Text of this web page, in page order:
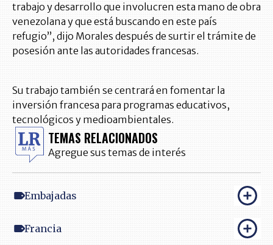
trabajo y desarrollo que involucren esta mano de obra
venezolana y que está buscando en este país
refugio”, dijo Morales después de surtir el trámite de
posesión ante las autoridades francesas.
Su trabajo también se centrará en fomentar la
inversión francesa para programas educativos,
tecnológicos y medioambientales.
TEMAS RELACIONADOS
Agregue sus temas de interés
Embajadas
Francia